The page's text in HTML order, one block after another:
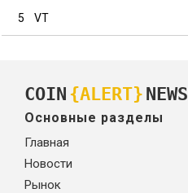
5
VT
COIN {ALERT} NEWS
Основные разделы
Главная
Новости
Рынок